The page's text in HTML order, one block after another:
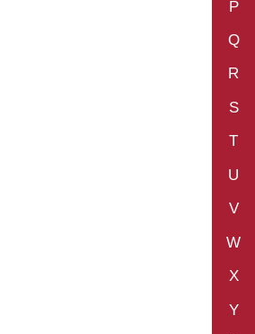
P
Q
R
S
T
U
V
W
X
Y